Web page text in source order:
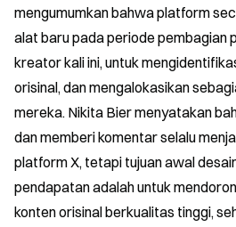
mengumumkan bahwa platform
alat baru pada periode pembagian
kreator kali ini, untuk
orisinal, dan mengalokasikan
mereka. Nikita Bier menyatakan
dan memberi komentar selalu
platform X, tetapi tujuan awal
pendapatan adalah untuk
konten orisinal berkualitas tinggi,